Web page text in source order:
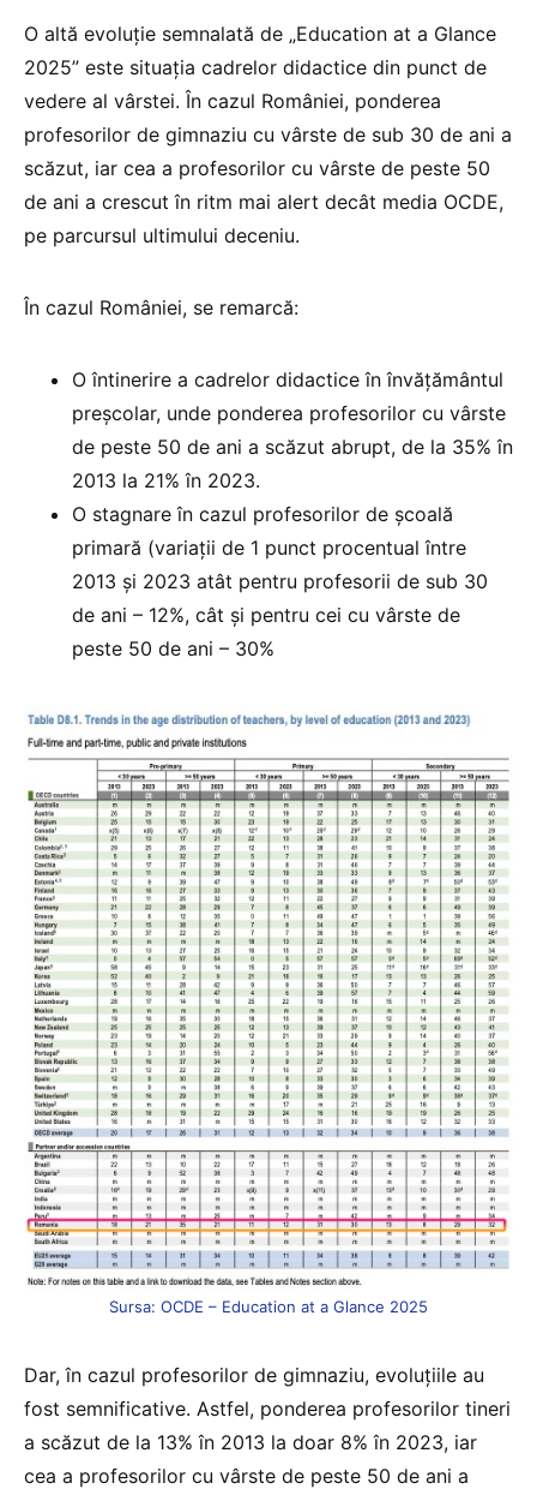
O altă evoluție semnalată de „Education at a Glance
2025” este situația cadrelor didactice din punct de
vedere al vârstei. În cazul României, ponderea
profesorilor de gimnaziu cu vârste de sub 30 de ani a
scăzut, iar cea a profesorilor cu vârste de peste 50
de ani a crescut în ritm mai alert decât media OCDE,
pe parcursul ultimului deceniu.
În cazul României, se remarcă:
O întinerire a cadrelor didactice în învățământul
preșcolar, unde ponderea profesorilor cu vârste
de peste 50 de ani a scăzut abrupt, de la 35% în
2013 la 21% în 2023.
O stagnare în cazul profesorilor de școală
primară (variații de 1 punct procentual între
2013 și 2023 atât pentru profesorii de sub 30
de ani – 12%, cât și pentru cei cu vârste de
peste 50 de ani – 30%
Sursa: OCDE – Education at a Glance 2025
Dar, în cazul profesorilor de gimnaziu, evoluțiile au
fost semnificative. Astfel, ponderea profesorilor tineri
a scăzut de la 13% în 2013 la doar 8% în 2023, iar
cea a profesorilor cu vârste de peste 50 de ani a